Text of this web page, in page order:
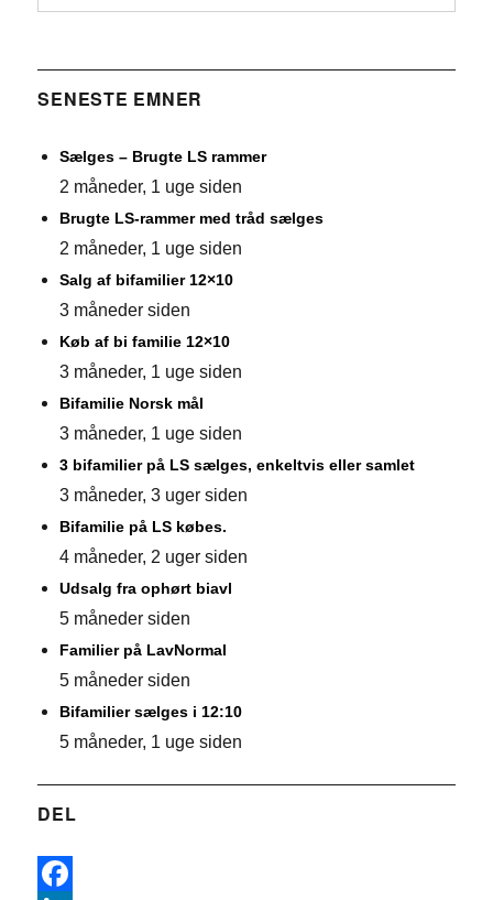
SENESTE EMNER
Sælges – Brugte LS rammer
2 måneder, 1 uge siden
Brugte LS-rammer med tråd sælges
2 måneder, 1 uge siden
Salg af bifamilier 12×10
3 måneder siden
Køb af bi familie 12×10
3 måneder, 1 uge siden
Bifamilie Norsk mål
3 måneder, 1 uge siden
3 bifamilier på LS sælges, enkeltvis eller samlet
3 måneder, 3 uger siden
Bifamilie på LS købes.
4 måneder, 2 uger siden
Udsalg fra ophørt biavl
5 måneder siden
Familier på LavNormal
5 måneder siden
Bifamilier sælges i 12:10
5 måneder, 1 uge siden
DEL